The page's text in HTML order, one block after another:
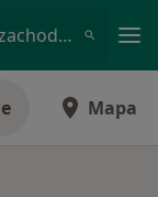
Dietetyk • Gumieńce, Szczecin, zachodniopomorskie
Mapa